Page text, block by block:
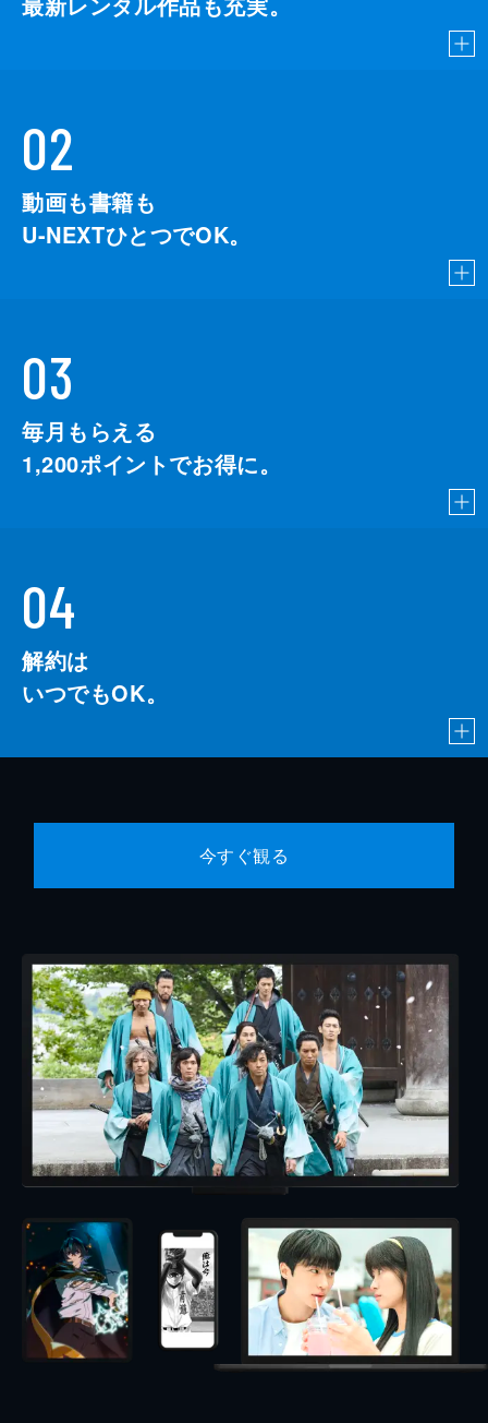
02
動画も書籍も
U-NEXTひとつでOK。
03
毎月もらえる
1,200ポイントでお得に。
04
解約は
いつでもOK。
今すぐ観る